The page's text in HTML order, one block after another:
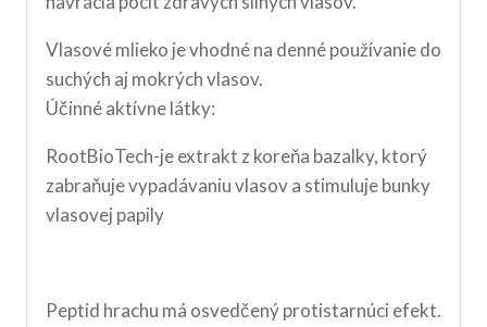
Vlasové mlieko je vhodné na denné používanie do
suchých aj mokrých vlasov.
Účinné aktívne látky:
RootBioTech-je extrakt z koreňa bazalky, ktorý
zabraňuje vypadávaniu vlasov a stimuluje bunky
vlasovej papily
Peptid hrachu má osvedčený protistarnúci efekt.